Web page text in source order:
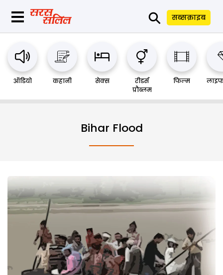
⚲ सब्सक्राइब
ऑडियो कहानी सेक्स
रीडर्स
प्रौब्लम
फिल्म
Bihar Flood